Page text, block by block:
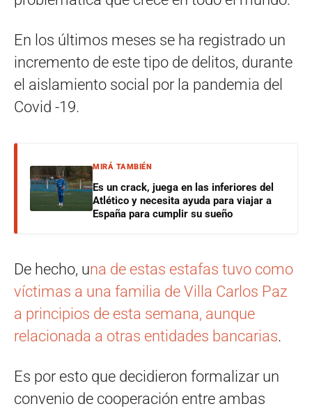
En los últimos meses se ha registrado un
incremento de este tipo de delitos, durante
el aislamiento social por la pandemia del
Covid -19.
MIRÁ TAMBIÉN
Es un crack, juega en las inferiores del
Atlético y necesita ayuda para viajar a
España para cumplir su sueño
De hecho, una de estas estafas tuvo como
víctimas a una familia de Villa Carlos Paz
a principios de esta semana, aunque
relacionada a otras entidades bancarias.
Es por esto que decidieron formalizar un
convenio de cooperación entre ambas